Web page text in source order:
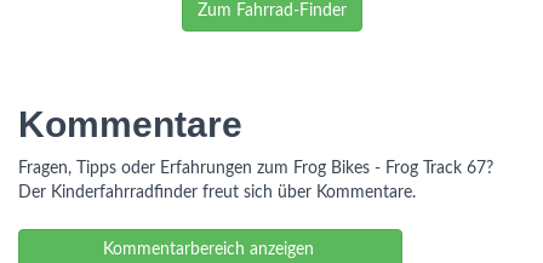
Zum Fahrrad-Finder
Kommentare
Fragen, Tipps oder Erfahrungen zum Frog Bikes - Frog Track 67?
Der Kinderfahrradfinder freut sich über Kommentare.
Kommentarbereich anzeigen